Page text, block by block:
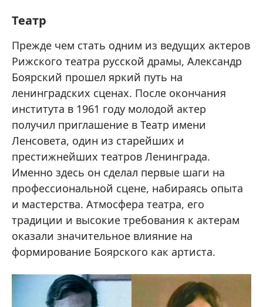
Театр
Прежде чем стать одним из ведущих актеров
Рижского театра русской драмы, Александр
Боярский прошел яркий путь на
ленинградских сценах. После окончания
института в 1961 году молодой актер
получил приглашение в Театр имени
Ленсовета, один из старейших и
престижнейших театров Ленинграда.
Именно здесь он сделал первые шаги на
профессиональной сцене, набираясь опыта
и мастерства. Атмосфера театра, его
традиции и высокие требования к актерам
оказали значительное влияние на
формирование Боярского как артиста.